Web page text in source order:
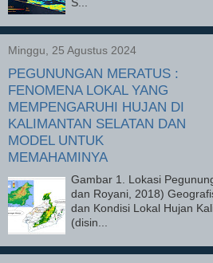
S...
Minggu, 25 Agustus 2024
PEGUNUNGAN MERATUS :
FENOMENA LOKAL YANG
MEMPENGARUHI HUJAN DI
KALIMANTAN SELATAN DAN
MODEL UNTUK
MEMAHAMINYA
Gambar 1. Lokasi
dan Royani, 2018)
dan Kondisi Lokal Hujan
(disin...